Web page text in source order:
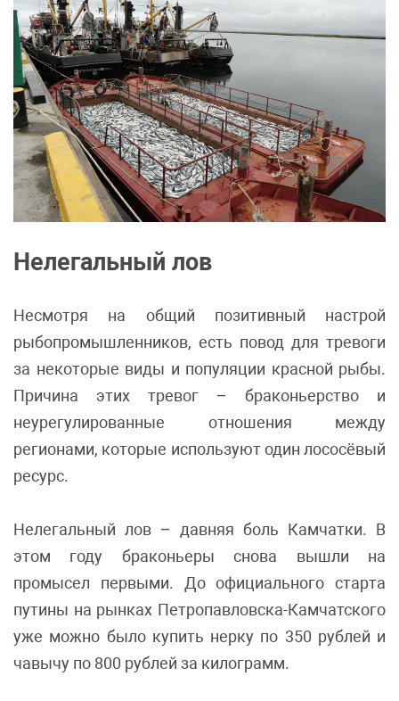
Нелегальный лов
Несмотря на общий позитивный настрой
рыбопромышленников, есть повод для тревоги
за некоторые виды и популяции красной рыбы.
Причина этих тревог – браконьерство и
неурегулированные отношения между
регионами, которые используют один лососёвый
ресурс.
Нелегальный лов – давняя боль Камчатки. В
этом году браконьеры снова вышли на
промысел первыми. До официального старта
путины на рынках Петропавловска-Камчатского
уже можно было купить нерку по 350 рублей и
чавычу по 800 рублей за килограмм.